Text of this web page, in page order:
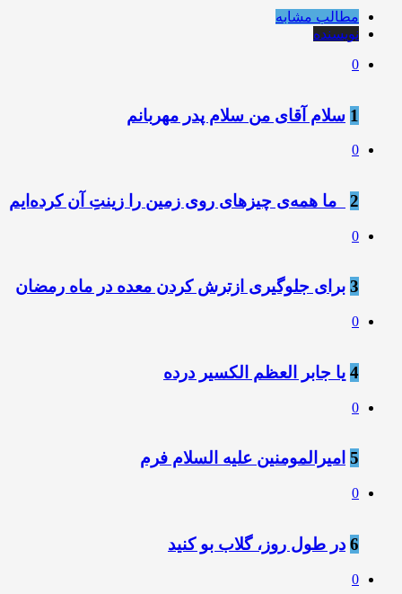
مطالب مشابه
نویسنده
0
1 سلام آقای من سلام پدر مهربانم
0
2 ️ ️ ما همه‌ی چیزهای روی زمین را زینتِ آن کرده‌ایم
0
3 برای جلوگیری ازترش کردن معده در ماه رمضان
0
4 یا جابر العظم الکسیر درده
0
5 امیرالمومنین علیه السلام فرم
0
6 در طول روز، گلاب بو کنید
0